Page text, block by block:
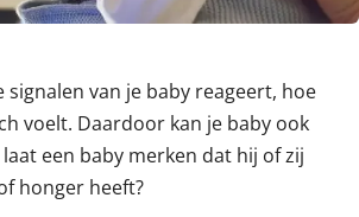
signalen van je baby reageert, hoe
voelt. Daardoor kan je baby ook
een baby merken dat hij of zij
honger heeft?